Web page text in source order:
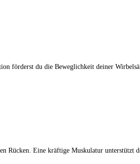
förderst du die Beweglichkeit deiner
Rücken. Eine kräftige Muskulatur